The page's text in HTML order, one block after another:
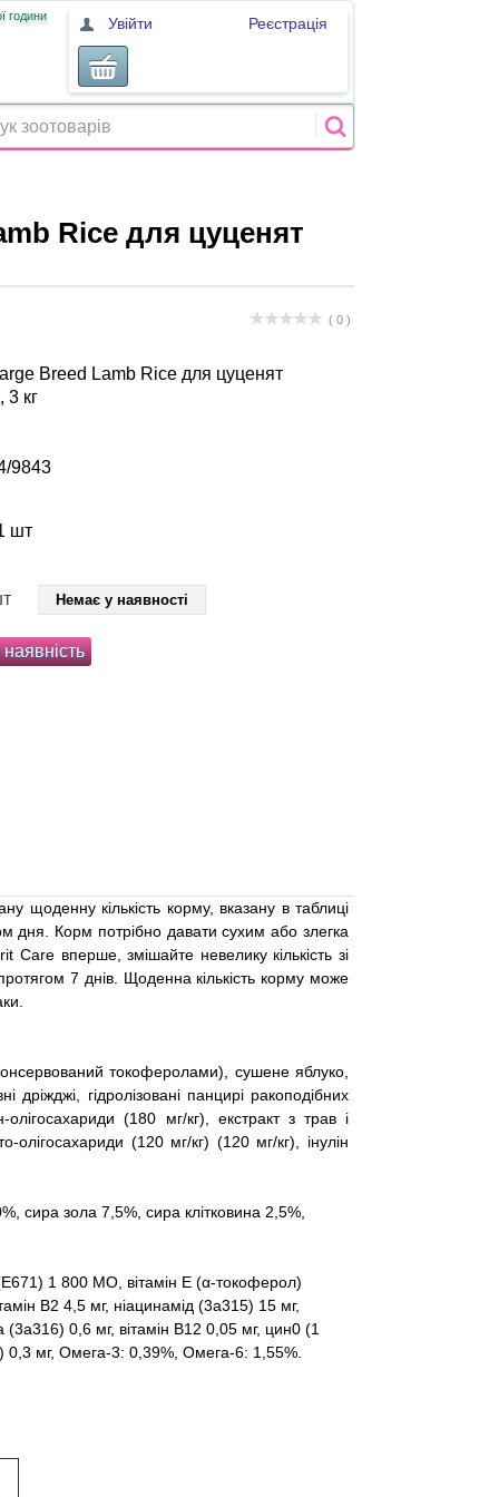
години Увійти Реєстрація
Rice для цуценят
( 0 )
Breed Lamb Rice для цуценят
3 кг
9843
шт
Немає у наявності
щоденну кількість корму, вказану в таблиці
дня. Корм потрібно давати сухим або злегка
вперше, змішайте невелику кількість зі
7 днів. Щоденна кількість корму може
токоферолами), сушене яблуко,
гідролізовані панцирі ракоподібних
(180 мг/кг), екстракт з трав і
олігосахариди (120 мг/кг) (120 мг/кг), інулін
сира зола 7,5%, сира клітковина 2,5%,
1 800 МО, вітамін Е (α-токоферол)
В2 4,5 мг, ніацинамід (3a315) 15 мг,
(3a316) 0,6 мг, вітамін В12 0,05 мг, цин0 (1
0,3 мг, Омега-3: 0,39%, Омега-6: 1,55%.